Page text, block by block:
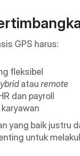
GPS harus:
fleksibel
atau remote
dan payroll
yang baik justru
untuk